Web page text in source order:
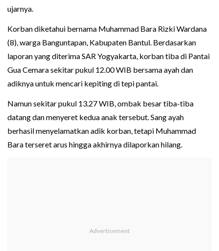
ujarnya.
Korban diketahui bernama Muhammad Bara Rizki Wardana
(8), warga Banguntapan, Kabupaten Bantul. Berdasarkan
laporan yang diterima SAR Yogyakarta, korban tiba di Pantai
Gua Cemara sekitar pukul 12.00 WIB bersama ayah dan
adiknya untuk mencari kepiting di tepi pantai.
Namun sekitar pukul 13.27 WIB, ombak besar tiba-tiba
datang dan menyeret kedua anak tersebut. Sang ayah
berhasil menyelamatkan adik korban, tetapi Muhammad
Bara terseret arus hingga akhirnya dilaporkan hilang.